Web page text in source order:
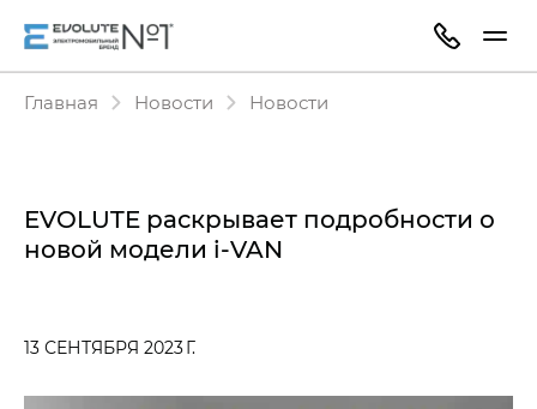
Главная Новости Новости
EVOLUTE раскрывает подробности о
новой модели i‑VAN
13 СЕНТЯБРЯ 2023 Г.